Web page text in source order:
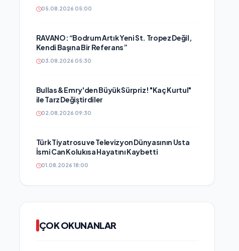
05.08.2026 05:00
RAVANO: “Bodrum Artık Yeni St. Tropez Değil,
Kendi Başına Bir Referans”
03.08.2026 05:30
Bullas & Emry'den Büyük Sürpriz! "Kaç Kurtul"
ile Tarz Değiştirdiler
02.08.2026 09:30
Türk Tiyatrosu ve Televizyon Dünyasının Usta
İsmi Can Kolukısa Hayatını Kaybetti
01.08.2026 18:00
ÇOK OKUNANLAR